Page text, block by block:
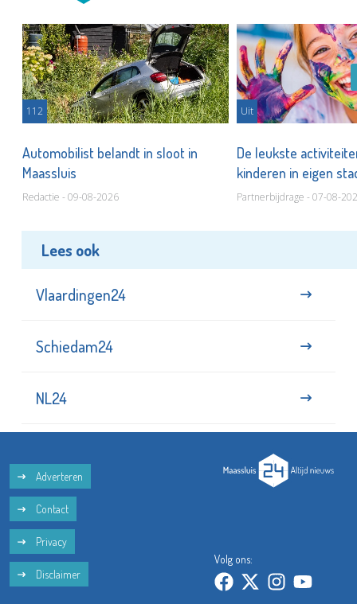
112
Automobilist belandt in sloot in
Maassluis
Redactie - 09-08-2026
Uit
De leukste
kinderen in eigen
Partnerbijdrage - 07-08-
Lees ook
Vlaardingen24
Schiedam24
NL24
Adverteren
Contact
Privacy
Disclaimer
Volg ons: